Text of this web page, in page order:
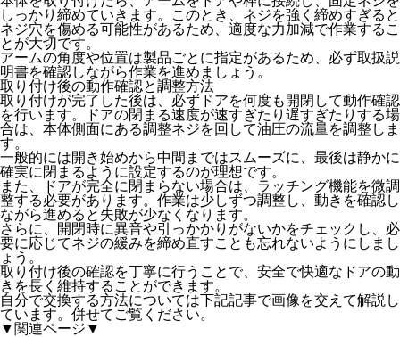
しっかり締めていきます。このとき、ネジを強く締めすぎると
ネジ穴を傷める可能性があるため、適度な力加減で作業するこ
とが大切です。
アームの角度や位置は製品ごとに指定があるため、必ず取扱説
明書を確認しながら作業を進めましょう。
取り付け後の動作確認と調整方法
取り付けが完了した後は、必ずドアを何度も開閉して動作確認
を行います。ドアの閉まる速度が速すぎたり遅すぎたりする場
合は、本体側面にある調整ネジを回して油圧の流量を調整しま
す。
一般的には開き始めから中間まではスムーズに、最後は静かに
確実に閉まるように設定するのが理想です。
また、ドアが完全に閉まらない場合は、ラッチング機能を微調
整する必要があります。作業は少しずつ調整し、動きを確認し
ながら進めると失敗が少なくなります。
さらに、開閉時に異音や引っかかりがないかをチェックし、必
要に応じてネジの緩みを締め直すことも忘れないようにしまし
ょう。
取り付け後の確認を丁寧に行うことで、安全で快適なドアの動
きを長く維持することができます。
自分で交換する方法については下記記事で画像を交えて解説し
ています。併せてご覧ください。
▼関連ページ▼